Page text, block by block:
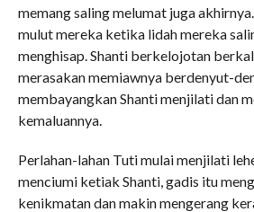
memang saling melumat juga
mulut mereka ketika lidah mereka
menghisap. Shanti berkelojotan
merasakan memiawnya berdenyut-
membayangkan Shanti menjilati dan
kemaluannya.
Perlahan-lahan Tuti mulai menjilati
menciumi ketiak Shanti, gadis itu
kenikmatan dan makin mengerang